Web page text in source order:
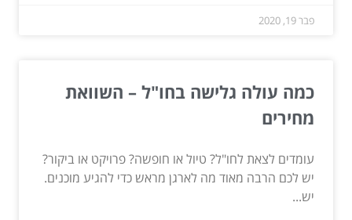
פבר 19, 2020
כמה עולה גלישה בחו"ל – השוואת
מחירים
עומדים לצאת לחו"ל? טיול או חופשה? פרויקט או ביקור?
יש לכם הרבה מאוד מה לארגן מראש כדי להגיע מוכנים.
יש...